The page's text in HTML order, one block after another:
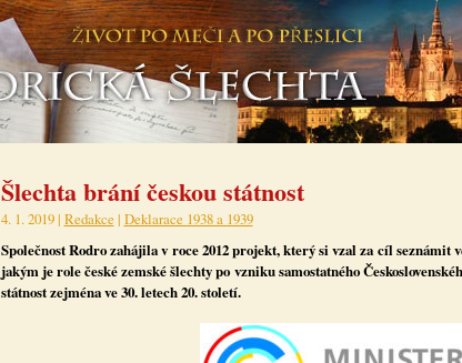
Šlechta brání českou státnost
4. 1. 2019 | Redakce | Deklarace 1938 a 1939
Společnost Rodro zahájila v roce 2012 projekt, který si vzal za cíl seznámit
jakým je role české zemské šlechty po vzniku samostatného
státnost zejména ve 30. letech 20. století.